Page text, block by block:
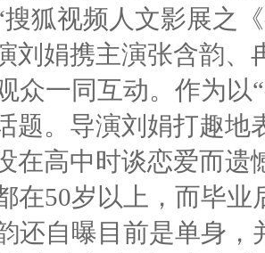
狐视频人文影展之
刘娟携主演张含韵、
众一同互动。作为以
题。导演刘娟打趣地
在高中时谈恋爱而遗
在50岁以上，而毕
还自曝目前是单身，